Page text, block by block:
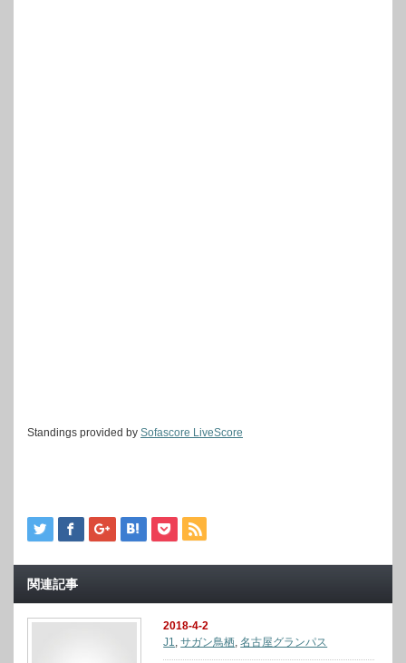
Standings provided by Sofascore LiveScore
関連記事
2018-4-2
J1
,サガン鳥栖 ,名古屋グランパス